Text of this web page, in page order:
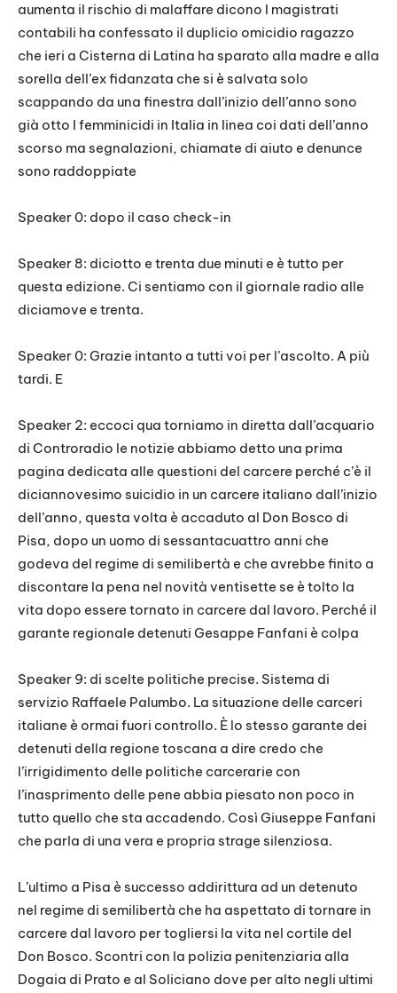
aumenta il rischio di malaffare dicono I magistrati
contabili ha confessato il duplicio omicidio ragazzo
che ieri a Cisterna di Latina ha sparato alla madre e alla
sorella dell’ex fidanzata che si è salvata solo
scappando da una finestra dall’inizio dell’anno sono
già otto I femminicidi in Italia in linea coi dati dell’anno
scorso ma segnalazioni, chiamate di aiuto e denunce
sono raddoppiate
Speaker 0: dopo il caso check-in
Speaker 8: diciotto e trenta due minuti e è tutto per
questa edizione. Ci sentiamo con il giornale radio alle
diciamove e trenta.
Speaker 0: Grazie intanto a tutti voi per l’ascolto. A più
tardi. E
Speaker 2: eccoci qua torniamo in diretta dall’acquario
di Controradio le notizie abbiamo detto una prima
pagina dedicata alle questioni del carcere perché c’è il
diciannovesimo suicidio in un carcere italiano dall’inizio
dell’anno, questa volta è accaduto al Don Bosco di
Pisa, dopo un uomo di sessantacuattro anni che
godeva del regime di semilibertà e che avrebbe finito a
discontare la pena nel novità ventisette se è tolto la
vita dopo essere tornato in carcere dal lavoro. Perché il
garante regionale detenuti Gesappe Fanfani è colpa
Speaker 9: di scelte politiche precise. Sistema di
servizio Raffaele Palumbo. La situazione delle carceri
italiane è ormai fuori controllo. È lo stesso garante dei
detenuti della regione toscana a dire credo che
l’irrigidimento delle politiche carcerarie con
l’inasprimento delle pene abbia piesato non poco in
tutto quello che sta accadendo. Così Giuseppe Fanfani
che parla di una vera e propria strage silenziosa.
L’ultimo a Pisa è successo addirittura ad un detenuto
nel regime di semilibertà che ha aspettato di tornare in
carcere dal lavoro per togliersi la vita nel cortile del
Don Bosco. Scontri con la polizia penitenziaria alla
Dogaia di Prato e al Soliciano dove per alto negli ultimi